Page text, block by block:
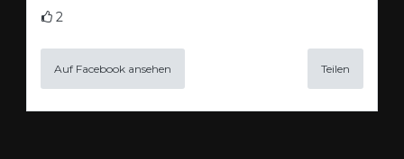
2
Auf Facebook ansehen Teilen